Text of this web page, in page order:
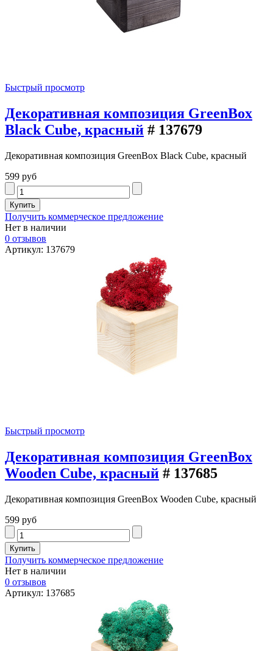
Быстрый просмотр
Декоративная композиция GreenBox
Black Cube, красный # 137679
Декоративная композиция GreenBox Black Cube, красный
599 руб
Получить коммерческое предложение
Нет в наличии
0 отзывов
Артикул: 137679
Быстрый просмотр
Декоративная композиция GreenBox
Wooden Cube, красный # 137685
Декоративная композиция GreenBox Wooden Cube, красный
599 руб
Получить коммерческое предложение
Нет в наличии
0 отзывов
Артикул: 137685